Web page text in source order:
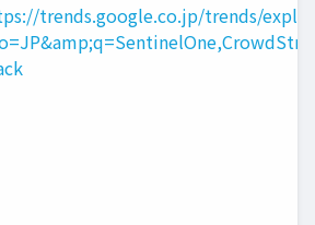
trends.google.co.jp/trends/